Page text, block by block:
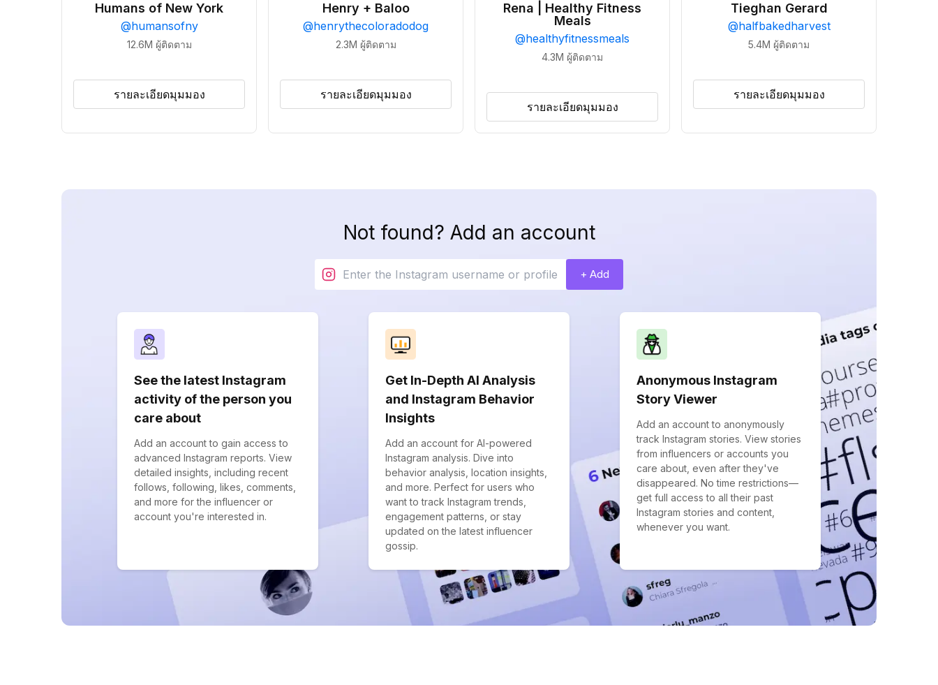
Humans of New York
@humansofny
12.6M ผู้ติดตาม
รายละเอียดมุมมอง
Henry + Baloo
@henrythecoloradodog
2.3M ผู้ติดตาม
รายละเอียดมุมมอง
Rena | Healthy Fitness
Meals
@healthyfitnessmeals
4.3M ผู้ติดตาม
รายละเอียดมุมมอง
Tieghan Gerard
@halfbakedharvest
5.4M ผู้ติดตาม
รายละเอียดมุมมอง
Not found? Add an account
+ Add
See the latest Instagram
activity of the person you
care about
Add an account to gain access to
advanced Instagram reports. View
detailed insights, including recent
follows, following, likes, comments,
and more for the influencer or
account you're interested in.
Get In-Depth AI Analysis
and Instagram Behavior
Insights
Add an account for AI-powered
Instagram analysis. Dive into
behavior analysis, location insights,
and more. Perfect for users who
want to track Instagram trends,
engagement patterns, or stay
updated on the latest influencer
gossip.
Anonymous Instagram
Story Viewer
Add an account to anonymously
track Instagram stories. View stories
from influencers or accounts you
care about, even after they've
disappeared. No time restrictions—
get full access to all their past
Instagram stories and content,
whenever you want.